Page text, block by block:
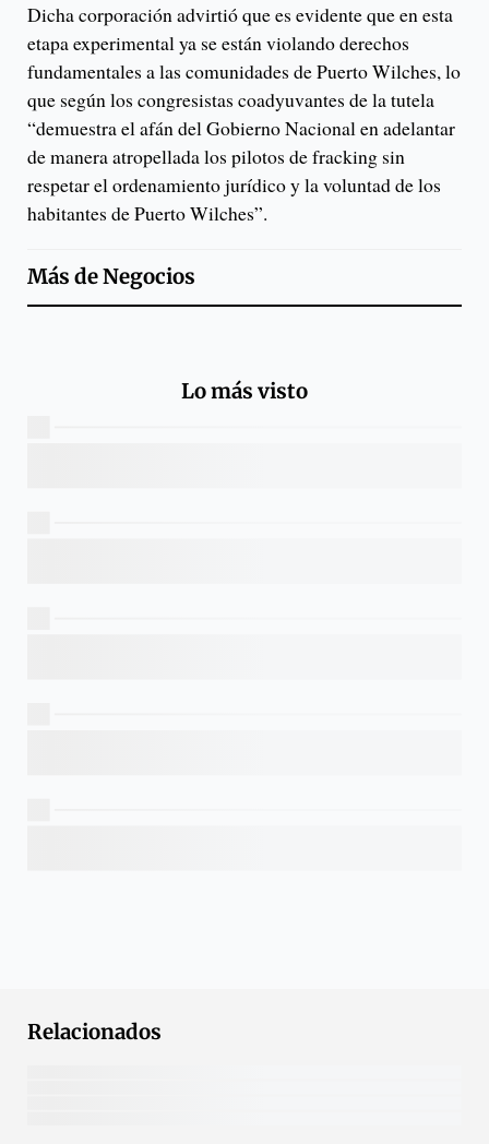
Dicha corporación advirtió que es evidente que en esta
etapa experimental ya se están violando derechos
fundamentales a las comunidades de Puerto Wilches, lo
que según los congresistas coadyuvantes de la tutela
“demuestra el afán del Gobierno Nacional en adelantar
de manera atropellada los pilotos de fracking sin
respetar el ordenamiento jurídico y la voluntad de los
habitantes de Puerto Wilches”.
Más deNegocios
Lo más visto
Relacionados